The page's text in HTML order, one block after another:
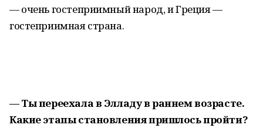
— очень гостеприимный народ, и Греция —
гостеприимная страна.
— Ты переехала в Элладу в раннем возрасте.
Какие этапы становления пришлось пройти?